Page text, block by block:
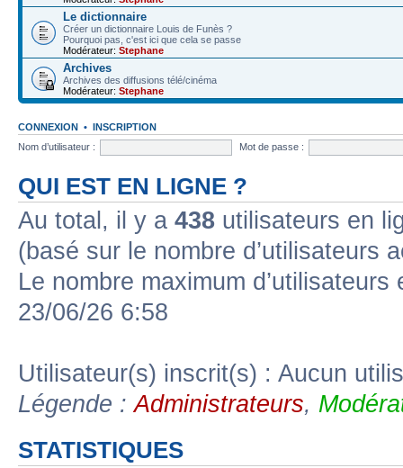
Le dictionnaire
Créer un dictionnaire Louis de Funès ?
Pourquoi pas, c'est ici que cela se passe
Modérateur: Stephane
Archives
Archives des diffusions télé/cinéma
Modérateur: Stephane
CONNEXION • INSCRIPTION
Nom d’utilisateur :
Mot de passe :
QUI EST EN LIGNE ?
Au total, il y a 438 utilisateurs en
(basé sur le nombre d’utilisateurs
Le nombre maximum
23/06/26 6:58
Utilisateur(s) inscrit(s) : Aucun
Légende :Administrateurs,
STATISTIQUES